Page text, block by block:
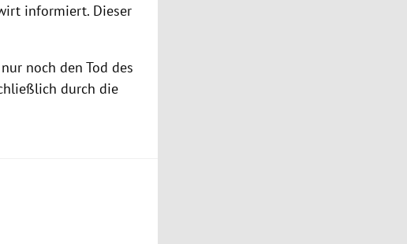
informiert. Dieser
noch den Tod des
durch die